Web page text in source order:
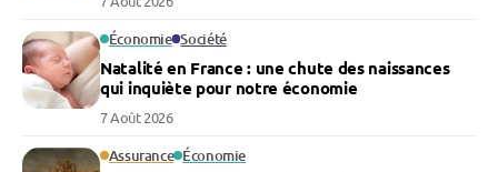
Économie Société
Natalité en France : une chute des naissances
qui inquiète pour notre économie
7 Août 2026
Assurance Économie